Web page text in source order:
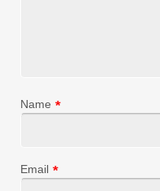
Name *
Email *